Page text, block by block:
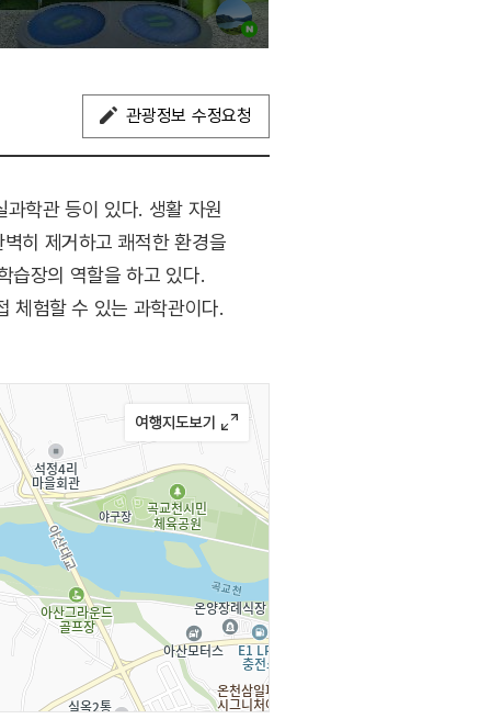
관광정보 수정요청
학관 등이 있다. 생활 자원
히 제거하고 쾌적한 환경을
습장의 역할을 하고 있다.
체험할 수 있는 과학관이다.